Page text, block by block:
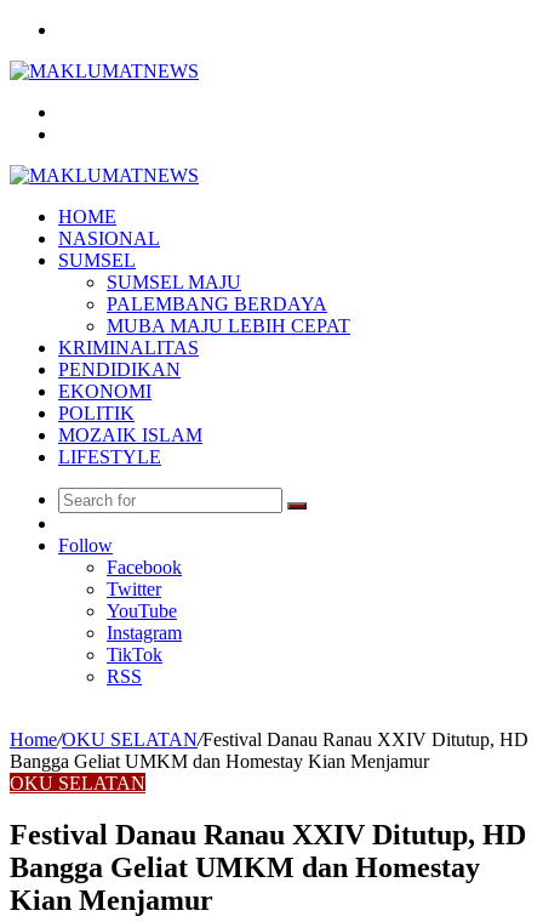
HOME
NASIONAL
SUMSEL
SUMSEL MAJU
PALEMBANG BERDAYA
MUBA MAJU LEBIH CEPAT
KRIMINALITAS
PENDIDIKAN
EKONOMI
POLITIK
MOZAIK ISLAM
LIFESTYLE
Search
Article
Follow
Facebook
Twitter
YouTube
Instagram
TikTok
RSS
Home/OKU SELATAN/Festival Danau Ranau XXIV Ditutup, HD
Bangga Geliat UMKM dan Homestay Kian Menjamur
OKU SELATAN
Festival Danau Ranau XXIV Ditutup, HD
Bangga Geliat UMKM dan Homestay
Kian Menjamur